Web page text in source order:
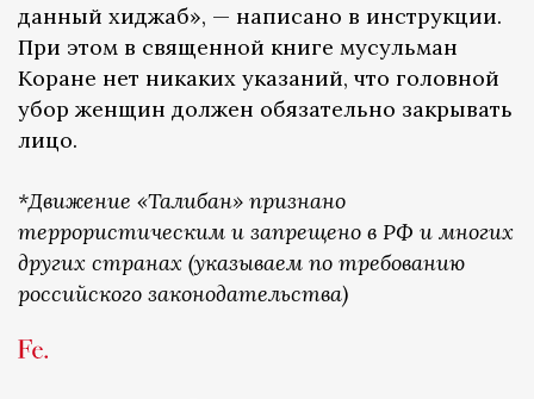
данный хиджаб», — написано в инструкции.
При этом в священной книге мусульман
Коране нет никаких указаний, что головной
убор женщин должен обязательно закрывать
лицо.
*Движение «Талибан» признано
террористическим и запрещено в РФ и многих
других странах (указываем по требованию
российского законодательства)